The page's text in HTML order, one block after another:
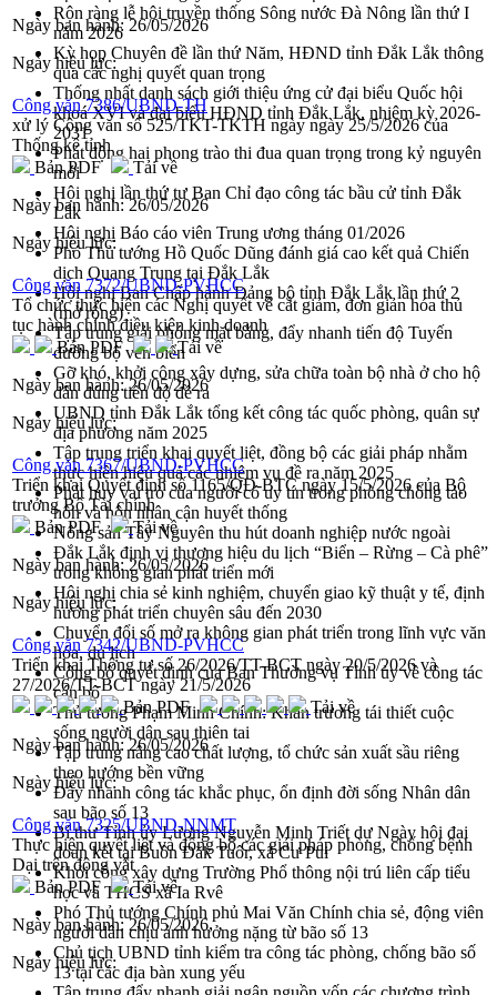
Rộn ràng lễ hội truyền thống Sông nước Đà Nông lần thứ I
năm 2026
Kỳ họp Chuyên đề lần thứ Năm, HĐND tỉnh Đắk Lắk thông
qua các nghị quyết quan trọng
Thống nhất danh sách giới thiệu ứng cử đại biểu Quốc hội
khoá XVI và đại biểu HĐND tỉnh Đắk Lắk, nhiệm kỳ 2026-
2031
Phát động hai phong trào thi đua quan trọng trong kỷ nguyên
mới
Hội nghị lần thứ tư Ban Chỉ đạo công tác bầu cử tỉnh Đắk
Lắk
Hội nghị Báo cáo viên Trung ương tháng 01/2026
Phó Thủ tướng Hồ Quốc Dũng đánh giá cao kết quả Chiến
dịch Quang Trung tại Đắk Lắk
Hội nghị Ban Chấp hành Đảng bộ tỉnh Đắk Lắk lần thứ 2
(mở rộng)
Tập trung giải phóng mặt bằng, đẩy nhanh tiến độ Tuyến
đường bộ ven biển
Gỡ khó, khởi công xây dựng, sửa chữa toàn bộ nhà ở cho hộ
dân đúng tiến độ đề ra
UBND tỉnh Đắk Lắk tổng kết công tác quốc phòng, quân sự
địa phương năm 2025
Tập trung triển khai quyết liệt, đồng bộ các giải pháp nhằm
thực hiện hiệu quả các nhiệm vụ đề ra năm 2025
Phát huy vai trò của người có uy tín trong phòng chống tảo
hôn và hôn nhân cận huyết thống
Nông sản Tây Nguyên thu hút doanh nghiệp nước ngoài
Đắk Lắk định vị thương hiệu du lịch “Biển – Rừng – Cà phê”
trong không gian phát triển mới
Hội nghị chia sẻ kinh nghiệm, chuyển giao kỹ thuật y tế, định
hướng phát triển chuyên sâu đến 2030
Chuyển đổi số mở ra không gian phát triển trong lĩnh vực văn
hóa, du lịch
Công bố quyết định của Ban Thường vụ Tỉnh ủy về công tác
cán bộ.
Thủ tướng Phạm Minh Chính: Khẩn trương tái thiết cuộc
sống người dân sau thiên tai
Tập trung nâng cao chất lượng, tổ chức sản xuất sầu riêng
theo hướng bền vững
Đẩy nhanh công tác khắc phục, ổn định đời sống Nhân dân
sau bão số 13
Bí thư Tỉnh ủy Lương Nguyễn Minh Triết dự Ngày hội đại
đoàn kết tại Buôn Đăk Tuôr, xã Cư Pui
Khởi công xây dựng Trường Phổ thông nội trú liên cấp tiểu
học và THCS xã Ia Rvê
Phó Thủ tướng Chính phủ Mai Văn Chính chia sẻ, động viên
người dân chịu ảnh hưởng nặng từ bão số 13
Chủ tịch UBND tỉnh kiểm tra công tác phòng, chống bão số
13 tại các địa bàn xung yếu
Ngày ban hành:26/05/2026
Ngày hiệu lực:
Công văn 7386/UBND-TH
xử lý Công văn số 525/TKT-TKTH ngày ngày 25/5/2026 của
Thống kê tỉnh
Bản PDF
Tải về
Ngày ban hành:26/05/2026
Ngày hiệu lực:
Công văn 7372/UBND-PVHCC
Tổ chức thực hiện các Nghị quyết về cắt giảm, đơn giản hóa thủ
tục hành chính điều kiện kinh doanh
Bản PDF
Tải về
Ngày ban hành:26/05/2026
Ngày hiệu lực:
Công văn 7367/UBND-PVHCC
Triển khai Quyết định số 1165/QĐ-BTC ngày 15/5/2026 của Bộ
trưởng Bộ Tài chính
Bản PDF
Tải về
Ngày ban hành:26/05/2026
Ngày hiệu lực:
Công văn 7342/UBND-PVHCC
Triển khai Thông tư số 26/2026/TT-BCT ngày 20/5/2026 và
27/2026/TT-BCT ngày 21/5/2026
Bản PDF
Tải về
Ngày ban hành:26/05/2026
Ngày hiệu lực:
Công văn 7325/UBND-NNMT
Thực hiện quyết liệt và đồng bộ các giải pháp phòng, chống bệnh
Dại trên động vật
Bản PDF
Tải về
Ngày ban hành:26/05/2026
Ngày hiệu lực: